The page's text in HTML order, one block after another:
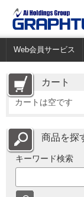
Web会員サービス
カート
カートは空です
商品を探
キーワード検索